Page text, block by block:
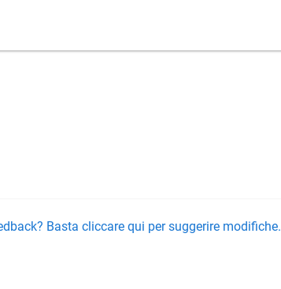
Basta cliccare qui per suggerire modifiche.